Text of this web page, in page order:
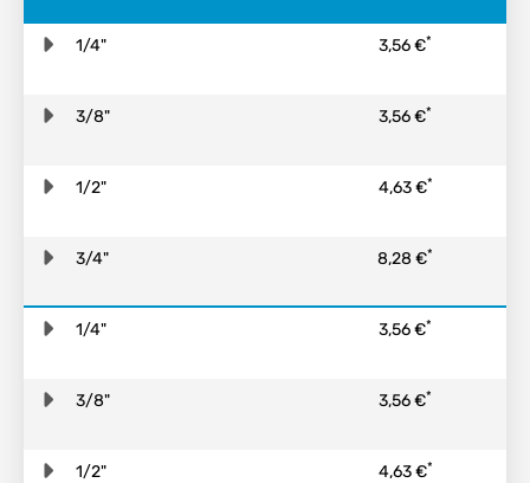
1/4" 3,56 €*
3/8" 3,56 €*
1/2" 4,63 €*
3/4" 8,28 €*
1/4" 3,56 €*
3/8" 3,56 €*
1/2" 4,63 €*